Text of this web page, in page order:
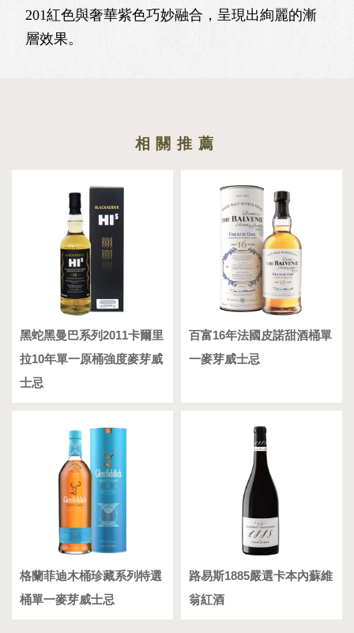
201紅色與奢華紫色巧妙融合，呈現出絢麗的漸
層效果。
黑蛇黑曼巴系列2011卡爾里
拉10年單一原桶強度麥芽威
士忌
百富16年法國皮諾甜酒桶單
一麥芽威士忌
格蘭菲迪木桶珍藏系列特選
桶單一麥芽威士忌
路易斯1885嚴選卡本內蘇維
翁紅酒